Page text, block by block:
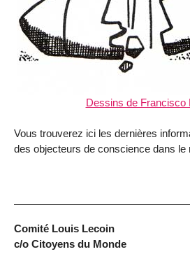
Dessins de Francisco
Vous trouverez ici les dernières
des objecteurs de conscience dans le
Comité Louis Lecoin
c/o Citoyens du Monde